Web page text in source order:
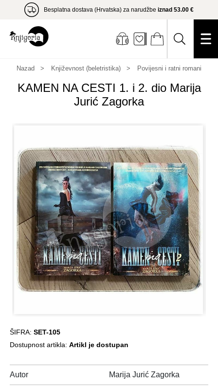
Besplatna dostava (Hrvatska) za narudžbe iznad 53.00 €
Nazad Književnost (beletristika) Povijesni i ratni romani
KAMEN NA CESTI 1. i 2. dio Marija
Jurić Zagorka
ŠIFRA: SET-105
Dostupnost artikla: Artikl je dostupan
Autor Marija Jurić Zagorka